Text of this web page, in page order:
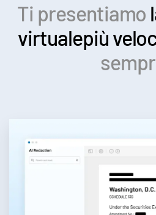
Ti presentiamo
virtualepiù